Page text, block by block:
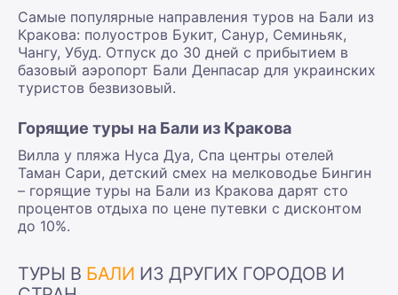
Самые популярные направления туров на Бали из
Кракова: полуостров Букит, Санур, Семиньяк,
Чангу, Убуд. Отпуск до 30 дней с прибытием в
базовый аэропорт Бали Денпасар для украинских
туристов безвизовый.
Горящие туры на Бали из Кракова
Вилла у пляжа Нуса Дуа, Спа центры отелей
Таман Сари, детский смех на мелководье Бингин
– горящие туры на Бали из Кракова дарят сто
процентов отдыха по цене путевки с дисконтом
до 10%.
ТУРЫ В БАЛИ ИЗ ДРУГИХ ГОРОДОВ И